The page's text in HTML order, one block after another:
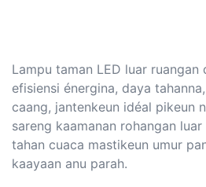
Lampu taman LED luar ruangan
efisiensi énergina, daya
caang, jantenkeun idéal pikeun
sareng kaamanan rohangan
tahan cuaca mastikeun umur
kaayaan anu parah.